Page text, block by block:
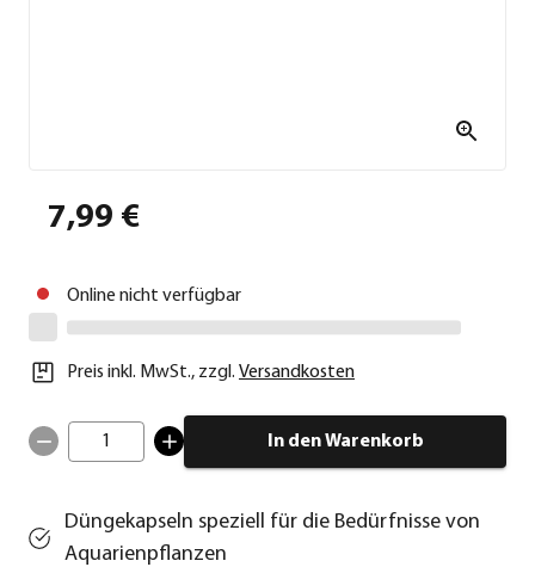
7,99 €
Online nicht verfügbar
Preis inkl. MwSt., zzgl. Versandkosten
1 In den Warenkorb
Düngekapseln speziell für die Bedürfnisse von
Aquarienpflanzen